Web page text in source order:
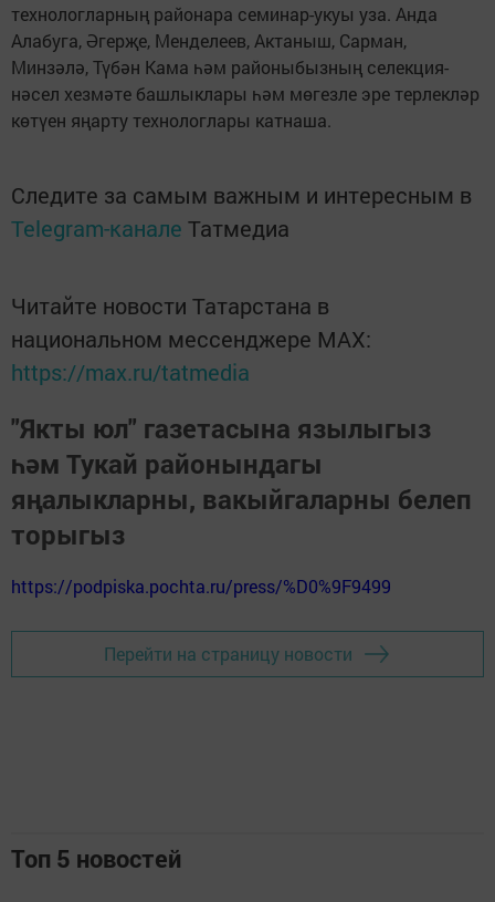
технологларның районара семинар-укуы уза. Анда
Алабуга, Әгерҗе, Менделеев, Актаныш, Сарман,
Минзәлә, Түбән Кама һәм районыбызның селекция-
нәсел хезмәте башлыклары һәм мөгезле эре терлекләр
көтүен яңарту технологлары катнаша.
Следите за самым важным и интересным в
Telegram-канале Татмедиа
Читайте новости Татарстана в
национальном мессенджере MАХ:
https://max.ru/tatmedia
"Якты юл" газетасына язылыгыз
һәм Тукай районындагы
яңалыкларны, вакыйгаларны белеп
торыгыз
https://podpiska.pochta.ru/press/%D0%9F9499
Перейти на страницу новости
Топ 5 новостей